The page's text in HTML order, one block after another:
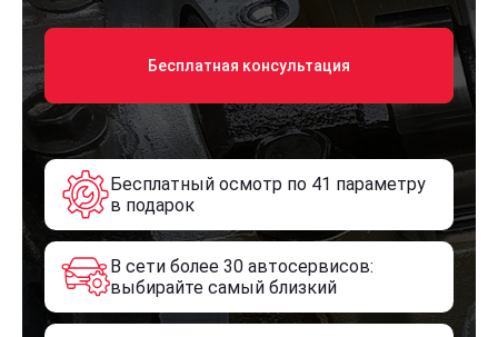
Бесплатная консультация
Бесплатный осмотр по 41 параметру
в подарок
В сети более 30 автосервисов:
выбирайте самый близкий